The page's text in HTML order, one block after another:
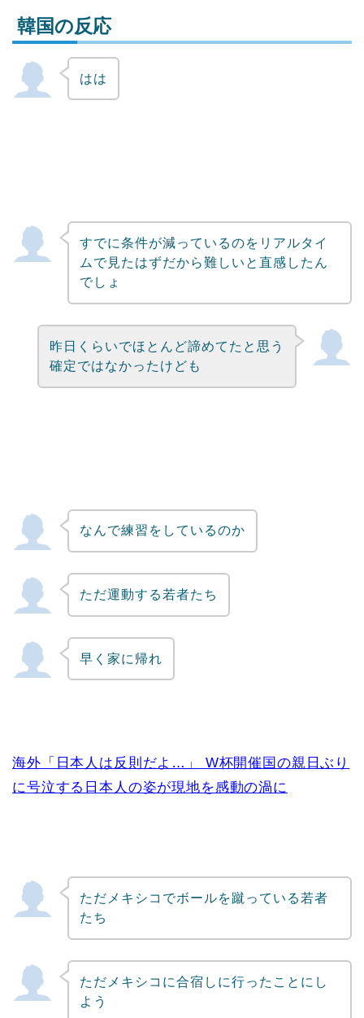
Powered by livedoor 相互RSS
韓国の反応
はは
すでに条件が減っているのをリアルタイ
ムで見たはずだから難しいと直感したん
でしょ
昨日くらいでほとんど諦めてたと思う
確定ではなかったけども
なんで練習をしているのか
ただ運動する若者たち
早く家に帰れ
海外「日本人は反則だよ…」 W杯開催国の親日ぶり
に号泣する日本人の姿が現地を感動の渦に
ただメキシコでボールを蹴っている若者
たち
ただメキシコに合宿しに行ったことにし
よう